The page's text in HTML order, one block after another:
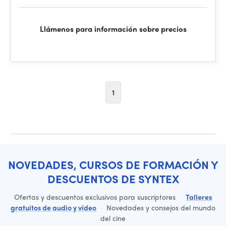
Llámenos para información sobre precios
1
NOVEDADES, CURSOS DE FORMACIÓN Y
DESCUENTOS DE SYNTEX
Ofertas y descuentos exclusivos para suscriptores · Talleres
gratuitos de audio y vídeo · Novedades y consejos del mundo
del cine